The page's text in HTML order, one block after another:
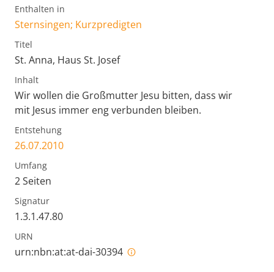
Enthalten in
Sternsingen; Kurzpredigten
Titel
St. Anna, Haus St. Josef
Inhalt
Wir wollen die Großmutter Jesu bitten, dass wir
mit Jesus immer eng verbunden bleiben.
Entstehung
26.07.2010
Umfang
2 Seiten
Signatur
1.3.1.47.80
URN
urn:nbn:at:at-dai-30394